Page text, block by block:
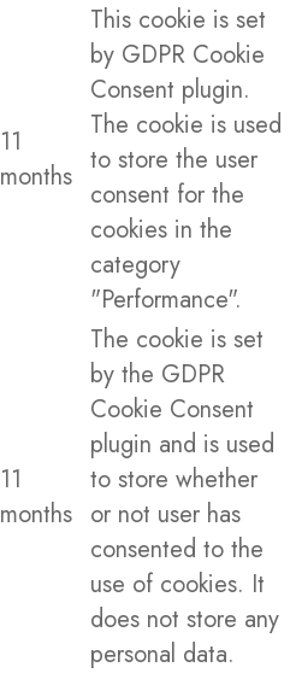
11
months
This cookie is set
by GDPR Cookie
Consent plugin.
The cookie is used
to store the user
consent for the
cookies in the
category
"Performance".
11
months
The cookie is set
by the GDPR
Cookie Consent
plugin and is used
to store whether
or not user has
consented to the
use of cookies. It
does not store any
personal data.